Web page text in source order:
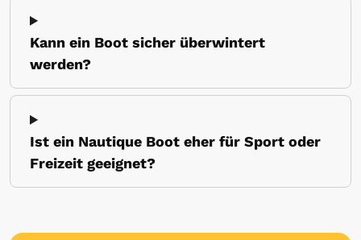
Kann ein Boot sicher überwintert
werden?
Ist ein Nautique Boot eher für Sport oder
Freizeit geeignet?